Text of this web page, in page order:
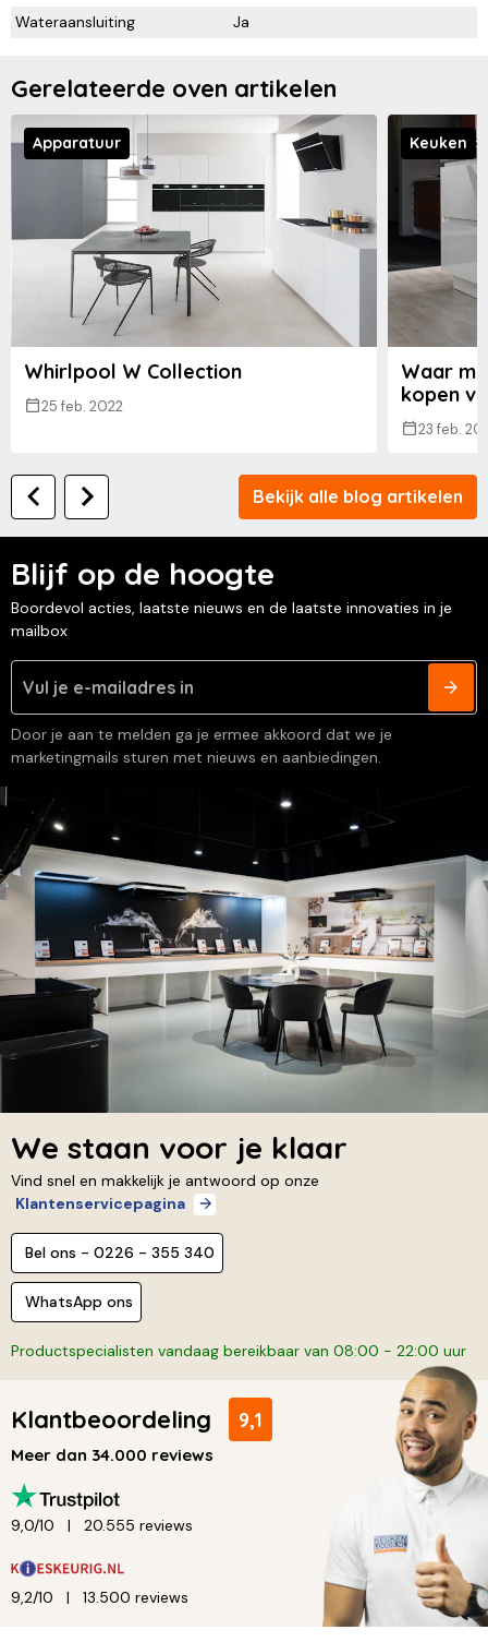
Wateraansluiting Ja
Gerelateerde oven artikelen
Apparatuur
Whirlpool W Collection
25 feb. 2022
Keuken
Waar
kopen
23 feb.
Bekijk alle blog artikelen
Blijf op de hoogte
Boordevol acties, laatste nieuws en de laatste innovaties in je
mailbox
Door je aan te melden ga je ermee akkoord dat we je
marketingmails sturen met nieuws en aanbiedingen.
We staan voor je klaar
Vind snel en makkelijk je antwoord op onze
Klantenservicepagina
Bel ons - 0226 - 355 340
WhatsApp ons
Productspecialisten vandaag bereikbaar van 08:00 - 22:00 uur
Klantbeoordeling 9,1
Meer dan 34.000 reviews
9,0/10 20.555 reviews
9,2/10 13.500 reviews